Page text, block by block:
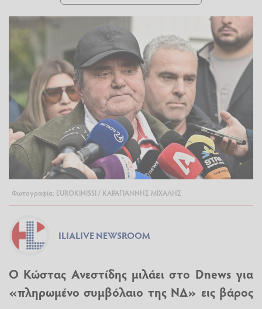
Φωτογραφία: EUROKINISSI / ΚΑΡΑΓΙΑΝΝΗΣ ΜΙΧΑΛΗΣ
ILIALIVE NEWSROOM
Ο Κώστας Ανεστίδης μιλάει στο Dnews για
«πληρωμένο συμβόλαιο της ΝΔ» εις βάρος